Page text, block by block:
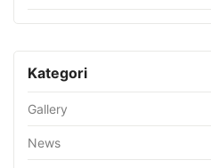
Kategori
Gallery
News